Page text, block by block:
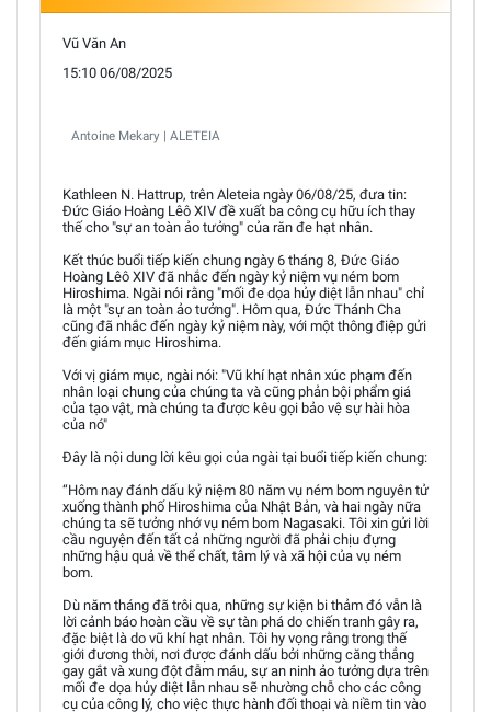
Vũ Văn An
15:10 06/08/2025
Antoine Mekary | ALETEIA
Kathleen N. Hattrup, trên Aleteia ngày 06/08/25, đưa tin:
Đức Giáo Hoàng Lêô XIV đề xuất ba công cụ hữu ích thay
thế cho "sự an toàn ảo tưởng" của răn đe hạt nhân.
Kết thúc buổi tiếp kiến chung ngày 6 tháng 8, Đức Giáo
Hoàng Lêô XIV đã nhắc đến ngày kỷ niệm vụ ném bom
Hiroshima. Ngài nói rằng "mối đe dọa hủy diệt lẫn nhau" chỉ
là một "sự an toàn ảo tưởng". Hôm qua, Đức Thánh Cha
cũng đã nhắc đến ngày kỷ niệm này, với một thông điệp gửi
đến giám mục Hiroshima.
Với vị giám mục, ngài nói: "Vũ khí hạt nhân xúc phạm đến
nhân loại chung của chúng ta và cũng phản bội phẩm giá
của tạo vật, mà chúng ta được kêu gọi bảo vệ sự hài hòa
của nó"
Đây là nội dung lời kêu gọi của ngài tại buổi tiếp kiến chung:
“Hôm nay đánh dấu kỷ niệm 80 năm vụ ném bom nguyên tử
xuống thành phố Hiroshima của Nhật Bản, và hai ngày nữa
chúng ta sẽ tưởng nhớ vụ ném bom Nagasaki. Tôi xin gửi lời
cầu nguyện đến tất cả những người đã phải chịu đựng
những hậu quả về thể chất, tâm lý và xã hội của vụ ném
bom.
Dù năm tháng đã trôi qua, những sự kiện bi thảm đó vẫn là
lời cảnh báo hoàn cầu về sự tàn phá do chiến tranh gây ra,
đặc biệt là do vũ khí hạt nhân. Tôi hy vọng rằng trong thế
giới đương thời, nơi được đánh dấu bởi những căng thẳng
gay gắt và xung đột đẫm máu, sự an ninh ảo tưởng dựa trên
mối đe dọa hủy diệt lẫn nhau sẽ nhường chỗ cho các công
cụ của công lý, cho việc thực hành đối thoại và niềm tin vào